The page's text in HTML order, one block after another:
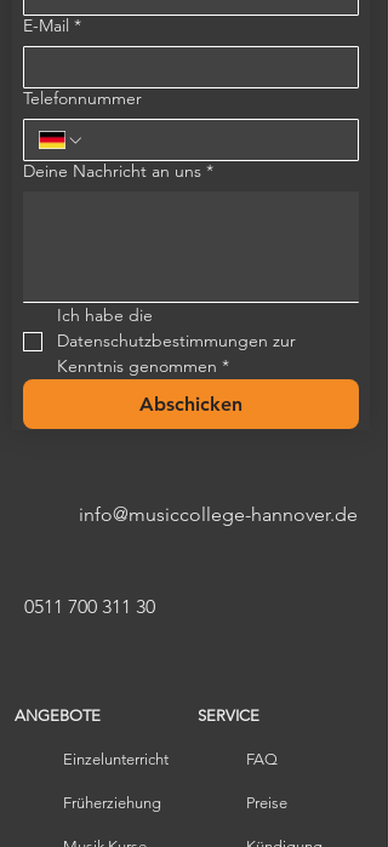
E-Mail *
Telefonnummer
Deine Nachricht an uns *
Ich habe die
Datenschutzbestimmungen zur
Kenntnis genommen *
Abschicken
info@musiccollege-hannover.de
0511 700 311 30
ANGEBOTE
Einzelunterricht
Früherziehung​
SERVICE
FAQ
Preise